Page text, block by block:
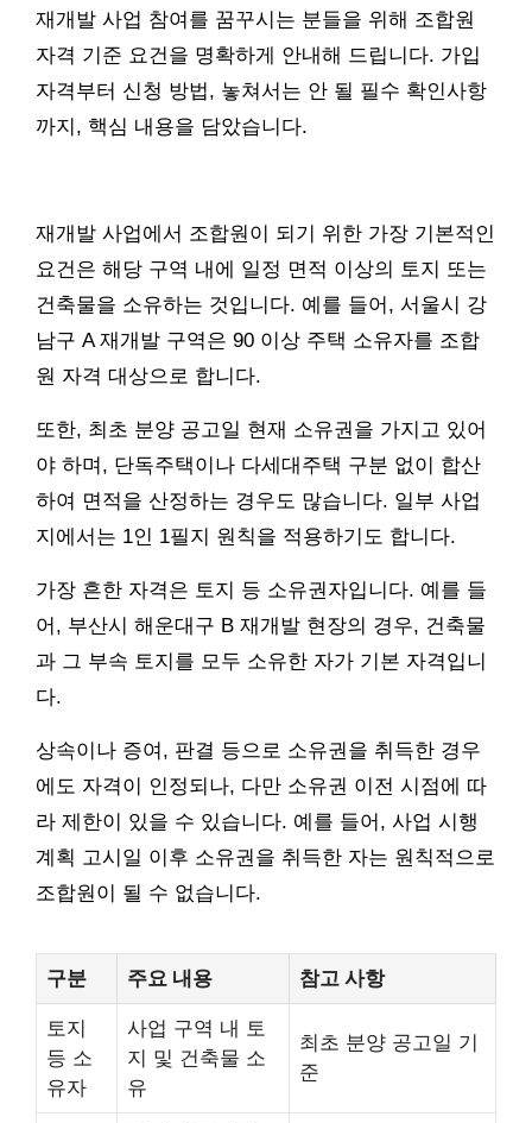
재개발 사업 참여를 꿈꾸시는 분들을 위해 조합원
자격 기준 요건을 명확하게 안내해 드립니다. 가입
자격부터 신청 방법, 놓쳐서는 안 될 필수 확인사항
까지, 핵심 내용을 담았습니다.
재개발 사업에서 조합원이 되기 위한 가장 기본적인
요건은 해당 구역 내에 일정 면적 이상의 토지 또는
건축물을 소유하는 것입니다. 예를 들어, 서울시 강
남구 A 재개발 구역은 90 이상 주택 소유자를 조합
원 자격 대상으로 합니다.
또한, 최초 분양 공고일 현재 소유권을 가지고 있어
야 하며, 단독주택이나 다세대주택 구분 없이 합산
하여 면적을 산정하는 경우도 많습니다. 일부 사업
지에서는 1인 1필지 원칙을 적용하기도 합니다.
가장 흔한 자격은 토지 등 소유권자입니다. 예를 들
어, 부산시 해운대구 B 재개발 현장의 경우, 건축물
과 그 부속 토지를 모두 소유한 자가 기본 자격입니
다.
상속이나 증여, 판결 등으로 소유권을 취득한 경우
에도 자격이 인정되나, 다만 소유권 이전 시점에 따
라 제한이 있을 수 있습니다. 예를 들어, 사업 시행
계획 고시일 이후 소유권을 취득한 자는 원칙적으로
조합원이 될 수 없습니다.
구분 주요 내용 참고 사항
토지
등 소
유자
사업 구역 내 토
지 및 건축물 소
유
최초 분양 공고일 기
준